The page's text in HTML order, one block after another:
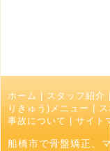
ホーム スタッフ紹介
りきゅう)メニュー
事故について
サイト
船橋市で骨盤矯正、